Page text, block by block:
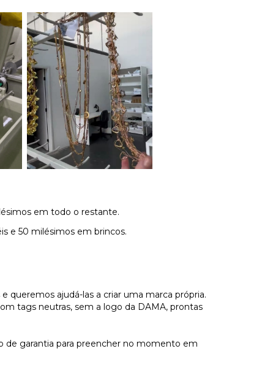
em todo o restante.
e 50 milésimos em brincos.
queremos ajudá-las a criar uma marca própria.
tags neutras, sem a logo da DAMA, prontas
de garantia para preencher no momento em